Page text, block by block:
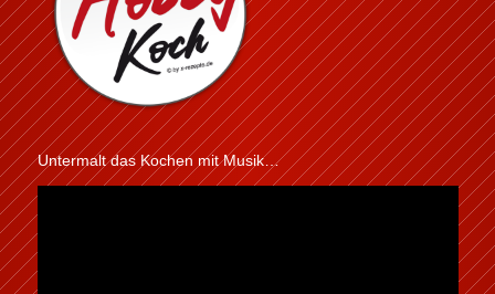
Untermalt das Kochen mit Musik…